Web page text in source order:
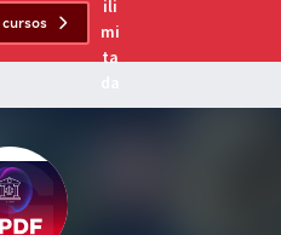
as principais
cursos